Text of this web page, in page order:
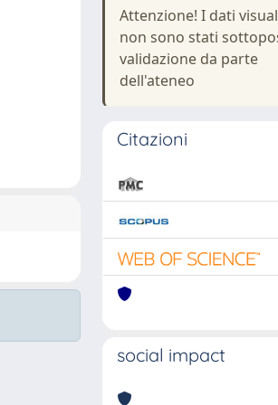
Attenzione! I dati
non sono stati
validazione da parte
dell'ateneo
Citazioni
social impact